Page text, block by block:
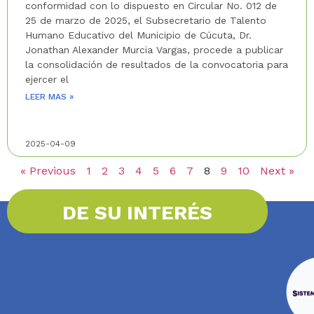
conformidad con lo dispuesto en Circular No. 012 de
25 de marzo de 2025, el Subsecretario de Talento
Humano Educativo del Municipio de Cúcuta, Dr.
Jonathan Alexander Murcia Vargas, procede a publicar
la consolidación de resultados de la convocatoria para
ejercer el
LEER MAS »
2025-04-09
« Previous 1 2 3 4 5 6 7 8 9 10 Next »
DE SU INTERÉS